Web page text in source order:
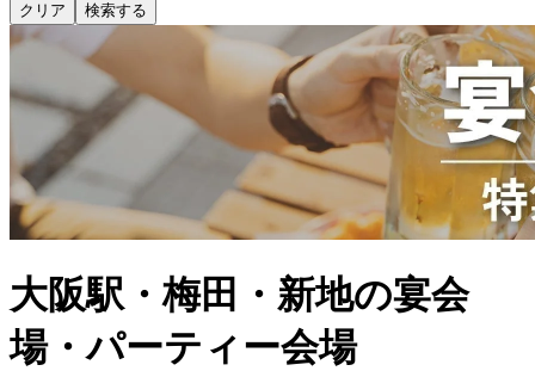
クリア 検索する
大阪駅・梅田・新地の宴会
場・パーティー会場